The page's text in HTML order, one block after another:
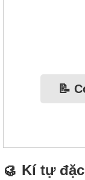
📝
🥮 Kí tự